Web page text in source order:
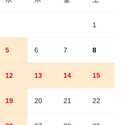
1
5 6 7 8
12 13 14 15
19 20 21 22